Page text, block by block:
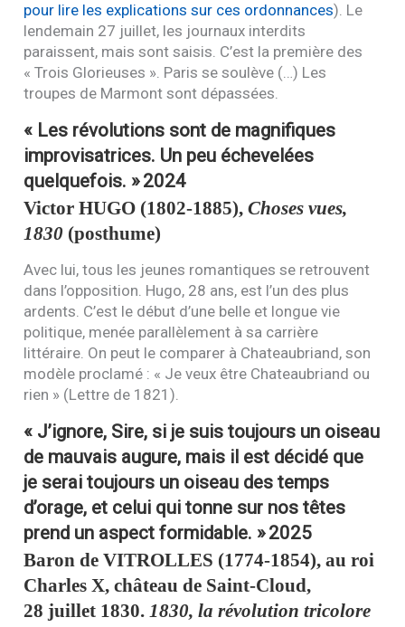
pour lire les explications sur ces ordonnances). Le
lendemain 27 juillet, les journaux interdits
paraissent, mais sont saisis. C’est la première des
« Trois Glorieuses ». Paris se soulève (…) Les
troupes de Marmont sont dépassées.
« Les révolutions sont de magnifiques
improvisatrices. Un peu échevelées
quelquefois. »2024
VictorHUGO (1802-1885),Choses vues,
1830 (posthume)
Avec lui, tous les jeunes romantiques se retrouvent
dans l’opposition. Hugo, 28 ans, est l’un des plus
ardents. C’est le début d’une belle et longue vie
politique, menée parallèlement à sa carrière
littéraire. On peut le comparer à Chateaubriand, son
modèle proclamé : « Je veux être Chateaubriand ou
rien » (Lettre de 1821).
« J’ignore, Sire, si je suis toujours un oiseau
de mauvais augure, mais il est décidé que
je serai toujours un oiseau des temps
d’orage, et celui qui tonne sur nos têtes
prend un aspect formidable. »2025
Baron deVITROLLES (1774-1854), au roi
Charles X, château de Saint-Cloud,
28 juillet 1830. 1830, la révolution tricolore